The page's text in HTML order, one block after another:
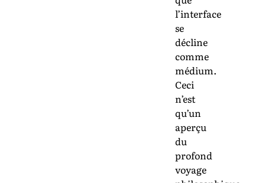
l’interface
se
décline
comme
médium.
Ceci
n’est
qu’un
aperçu
du
profond
voyage